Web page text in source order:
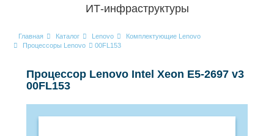
ИТ-инфраструктуры
Главная Каталог Lenovo
Комплектующие Lenovo
Процессоры Lenovo
00FL153
Процессор Lenovo Intel Xeon E5-2697 v3
00FL153